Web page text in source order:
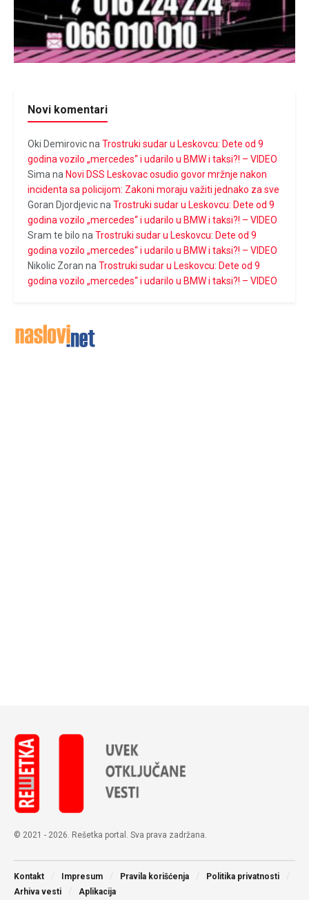
Novi komentari
Oki Demirovicna Trostruki sudar u Leskovcu: Dete od 9
godina vozilo „mercedes“ i udarilo u BMW i taksi?! – VIDEO
Sima na Novi DSS Leskovac osudio govor mržnje nakon
incidenta sa policijom: Zakoni moraju važiti jednako za sve
Goran Djordjevicna Trostruki sudar u Leskovcu: Dete od 9
godina vozilo „mercedes“ i udarilo u BMW i taksi?! – VIDEO
Sram te bilo na Trostruki sudar u Leskovcu: Dete od 9
godina vozilo „mercedes“ i udarilo u BMW i taksi?! – VIDEO
Nikolic Zoran na Trostruki sudar u Leskovcu: Dete od 9
godina vozilo „mercedes“ i udarilo u BMW i taksi?! – VIDEO
© 2021 - 2026. Rešetka portal. Sva prava zadržana.
Kontakt Impresum Pravila korišćenja
Politika privatnosti
Arhiva vesti
Aplikacija